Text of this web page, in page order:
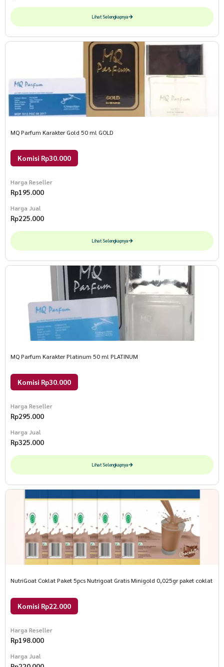
Lihat Selengkapnya
MQ Parfum Karakter Gold 50 ml GOLD
Komisi Rp30.000
Harga Reseller
Rp195.000
Harga Jual
Rp225.000
Lihat Selengkapnya
MQ Parfum Karakter Platinum 50 ml PLATINUM
Komisi Rp30.000
Harga Reseller
Rp295.000
Harga Jual
Rp325.000
Lihat Selengkapnya
NutriGoat Coklat Paket 5pcs Nutrigoat Gratis Minigold 0,025gr paket coklat
Komisi Rp22.000
Harga Reseller
Rp198.000
Harga Jual